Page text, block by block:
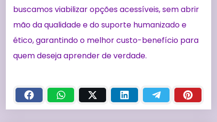
buscamos viabilizar opções acessíveis, sem abrir
mão da qualidade e do suporte humanizado e
ético, garantindo o melhor custo-benefício para
quem deseja aprender de verdade.